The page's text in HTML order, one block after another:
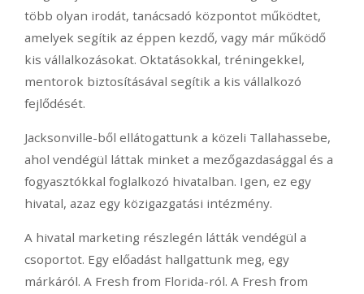
több olyan irodát, tanácsadó központot működtet,
amelyek segítik az éppen kezdő, vagy már működő
kis vállalkozásokat. Oktatásokkal, tréningekkel,
mentorok biztosításával segítik a kis vállalkozó
fejlődését.
Jacksonville-ből ellátogattunk a közeli Tallahassebe,
ahol vendégül láttak minket a mezőgazdasággal és a
fogyasztókkal foglalkozó hivatalban. Igen, ez egy
hivatal, azaz egy közigazgatási intézmény.
A hivatal marketing részlegén látták vendégül a
csoportot. Egy előadást hallgattunk meg, egy
márkáról. A Fresh from Florida-ról. A Fresh from